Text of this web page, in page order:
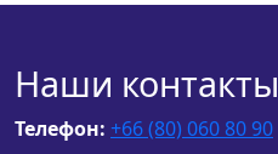
Наши контакты
Телефон: +66 (80) 060 80 90